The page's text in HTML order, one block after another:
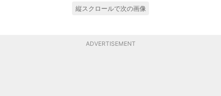
縦スクロールで次の画像
ADVERTISEMENT